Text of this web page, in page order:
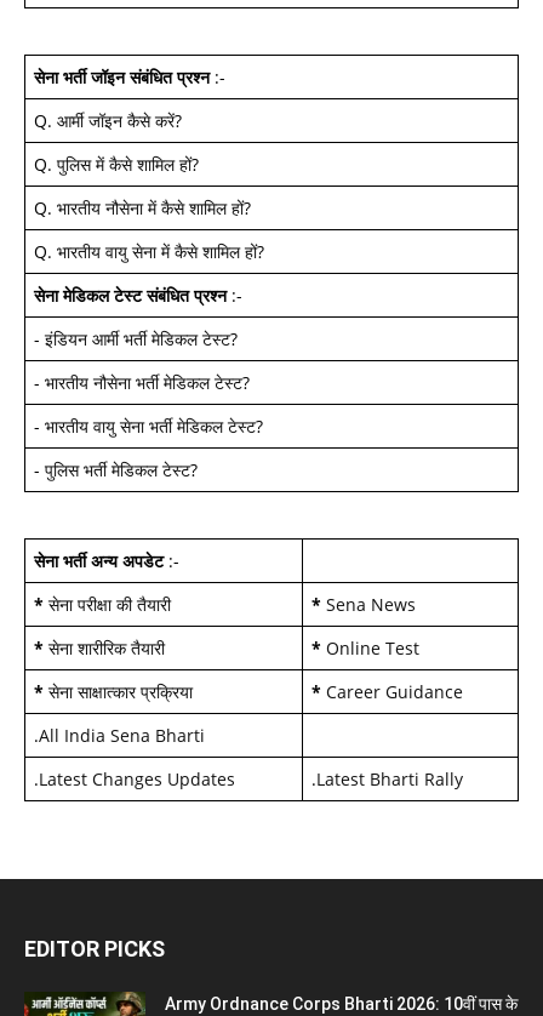
सेना भर्ती जॉइन संबंधित प्रश्न:-
Q. आर्मी जॉइन कैसे करें?
Q. पुलिस में कैसे शामिल हों?
Q. भारतीय नौसेना में कैसे शामिल हों?
Q. भारतीय वायु सेना में कैसे शामिल हों?
सेना मेडिकल टेस्ट संबंधित प्रश्न:-
- इंडियन आर्मी भर्ती मेडिकल टेस्ट?
- भारतीय नौसेना भर्ती मेडिकल टेस्ट?
- भारतीय वायु सेना भर्ती मेडिकल टेस्ट?
- पुलिस भर्ती मेडिकल टेस्ट?
सेना भर्ती अन्य अपडेट:-
* सेना परीक्षा की तैयारी * Sena News
* सेना शारीरिक तैयारी * Online Test
* सेना साक्षात्कार प्रक्रिया * Career Guidance
.All India Sena Bharti
.Latest Changes Updates .Latest Bharti Rally
EDITOR PICKS
Army Ordnance Corps Bharti 2026: 10वीं पास के